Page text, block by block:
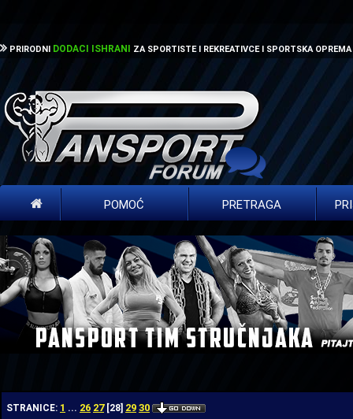
PRIRODNI DODACI ISHRANI ZA SPORTISTE I REKREATIVCE I SPORTSKA OPREMA
POMOĆ PRETRAGA
STRANICE: 1 ... 26 27[28] 29 30